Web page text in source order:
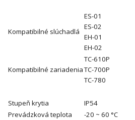
Kompatibilné slúchadlá
ES-01
ES-02
EH-01
EH-02
Kompatibilné zariadenia
TC-610P
TC-700P
TC-780
Stupeň krytia
IP54
Prevádzková teplota
-20 ~ 60 °C